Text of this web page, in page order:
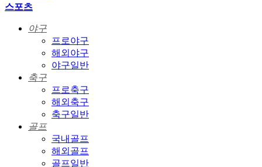
스포츠
야구
프로야구
해외야구
야구일반
축구
프로축구
해외축구
축구일반
골프
국내골프
해외골프
골프일반